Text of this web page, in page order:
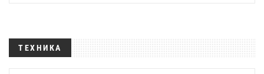
ТЕХНИКА